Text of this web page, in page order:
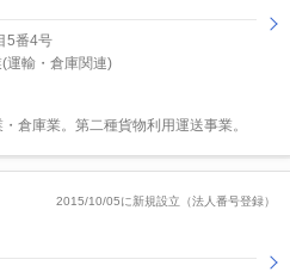
5番4号
運輸・倉庫関連)
倉庫業。第二種貨物利用運送事業。
2015/10/05に新規設立（法人番号登録）